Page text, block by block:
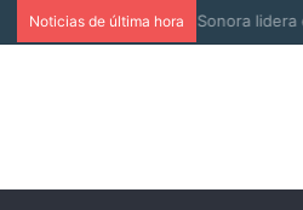
Noticias de última hora Muere